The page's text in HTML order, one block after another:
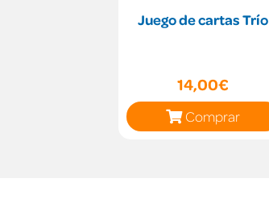
Juego de cartas Trío
14,00€
Comprar